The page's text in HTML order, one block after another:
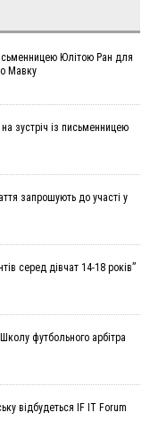
понад 640
років
"Оберегу" дані про
інший керманич,
6 серпня
Прикарпатті
малолітньої
селищної ради
та Львівщини
млн
над могилою УПА
Юлітою Ран для
Мавку
зустріч із письменницею
запрошують до участі у
серед дівчат 14-18 років”
футбольного арбітра
відбудеться IF IT Forum